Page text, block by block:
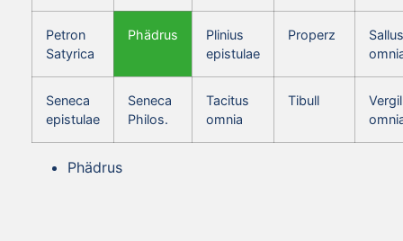
Petron
Satyrica
Phädrus
Plinius
epistulae
Properz
Seneca
epistulae
Seneca
Philos.
Tacitus
omnia
Tibull
Vergil
Phädrus